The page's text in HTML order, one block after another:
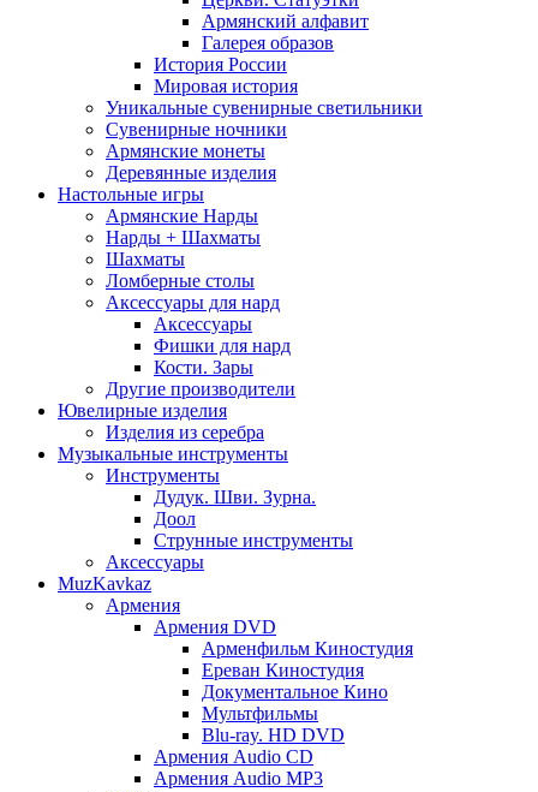
Армянский алфавит
Галерея образов
История России
Мировая история
Уникальные сувенирные светильники
Сувенирные ночники
Армянские монеты
Деревянные изделия
Настольные игры
Армянские Нарды
Нарды + Шахматы
Шахматы
Ломберные столы
Аксессуары для нард
Аксессуары
Фишки для нард
Кости. Зары
Другие производители
Ювелирные изделия
Изделия из серебра
Музыкальные инструменты
Инструменты
Дудук. Шви. Зурна.
Доол
Струнные инструменты
Аксессуары
MuzKavkaz
Армения
Армения DVD
Арменфильм Киностудия
Ереван Киностудия
Документальное Кино
Мультфильмы
Blu-ray. HD DVD
Армения Audio CD
Армения Audio MP3